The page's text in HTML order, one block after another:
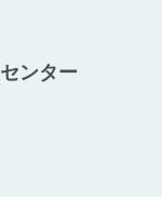
ンター